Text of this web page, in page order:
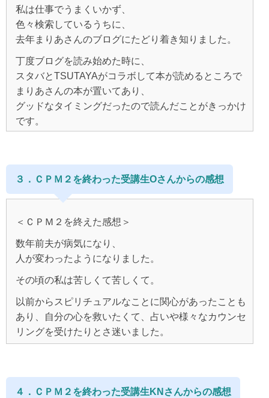
り、
次の日に本を買って読みました。
読めば読むほど、
何かが?がっていくような、
目から鱗のような不思議な感覚で、
読み終わってすぐに
これで人生が変わるなら！
今なら分かるのですが、
誰かが自分を幸せにしてくれると、
自分の人生を自分で幸せにしていくことを放棄してお
り、
怠惰な思考もとても多かったです。
なので、
仕事でも怠惰な人が現れていましたし、
テキストを見ながらノートに色んなことを書き出しま
私は仕事でうまくいかず、
色々検索しているうちに、
去年まりあさんのブログにたどり着き知りました。
丁度ブログを読み始めた時に、
スタバとTSUTAYAがコラボして本が読めるところで
まりあさんの本が置いてあり、
グッドなタイミングだったので読んだことがきっかけ
です。
その場で自分原因説、
もっと自分原因説、
ブログを毎日みて過ごしておりました。
そもそも何でこの世に中に
自分は一人しかいないと考えるの？と
いった疑問。
もっと理解して腑に落としたいと思っておりました。
CPM２を受講しようと思ったきっかけは、
１００％自分原因説を理解したい気持ちを大切にす
３．ＣＰＭ２を終わった受講生Oさんからの感想
＜ＣＰＭ２を終えた感想＞
数年前夫が病気になり、
人が変わったようになりました。
その頃の私は苦しくて苦しくて。
以前からスピリチュアルなことに関心があったことも
あり、自分の心を救いたくて、占いや様々なカウンセ
リングを受けたりとさ迷いました。
４．ＣＰＭ２を終わった受講生KNさんからの感想